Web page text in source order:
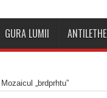
GURA LUMII ANTILETHE
„brdprhtu”